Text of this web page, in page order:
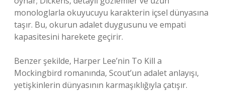
monologlarla okuyucuyu karakterin içsel dünyasına
taşır. Bu, okurun adalet duygusunu ve empati
kapasitesini harekete geçirir.
Benzer şekilde, Harper Lee’nin To Kill a
Mockingbird romanında, Scout’un adalet anlayışı,
yetişkinlerin dünyasının karmaşıklığıyla çatışır.